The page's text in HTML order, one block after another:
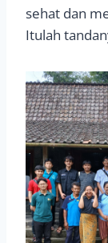
sehat dan
Itulah